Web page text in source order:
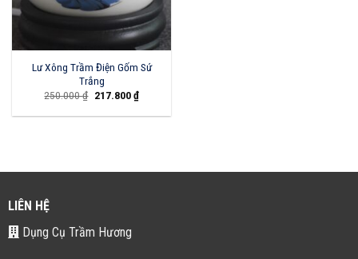
Lư Xông Trầm Điện Gốm Sứ
Trắng
250.000₫ Giá
là:
217.800₫Giá
hiện
tại
LIÊN HỆ
Dụng Cụ Trầm Hương